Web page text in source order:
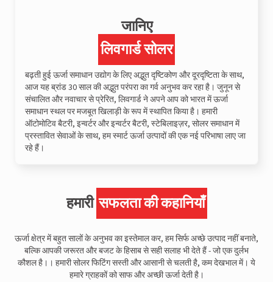
जानिए
लिवगार्ड सोलर
बढ़ती हुई ऊर्जा समाधान उद्योग के लिए अद्भुत दृष्टिकोण और दूरदृष्टिता के साथ,
आज यह ब्रांड 30 साल की अद्भुत परंपरा का गर्व अनुभव कर रहा है। जुनून से
संचालित और नवाचार से प्रेरित, लिवगार्ड ने अपने आप को भारत में ऊर्जा
समाधान स्थल पर मजबूत खिलाड़ी के रूप में स्थापित किया है। हमारी
ऑटोमोटिव बैटरी, इन्वर्टर और इन्वर्टर बैटरी, स्टेबिलाइज़र, सोलर समाधान में
प्रस्तावित सेवाओं के साथ, हम स्मार्ट ऊर्जा उत्पादों की एक नई परिभाषा लाए जा
रहे हैं।
हमारीसफलता की कहानियाँ
ऊर्जा क्षेत्र में बहुत सालों के अनुभव का इस्तेमाल कर, हम सिर्फ अच्छे उत्पाद नहीं बनाते,
बल्कि आपकी जरूरत और बजट के हिसाब से सही सलाह भी देते हैं - जो एक दुर्लभ
कौशल है।। हमारी सोलर फिटिंग सस्ती और आसानी से चलती है, कम देखभाल में। ये
हमारे ग्राहकों को साफ और अच्छी ऊर्जा देती है।